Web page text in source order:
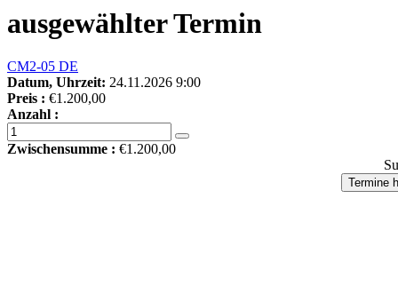
ausgewählter Termin
CM2-05 DE
Datum, Uhrzeit: 24.11.2026 9:00
Preis : €1.200,00
Anzahl :
Zwischensumme : €1.200,00
Termine